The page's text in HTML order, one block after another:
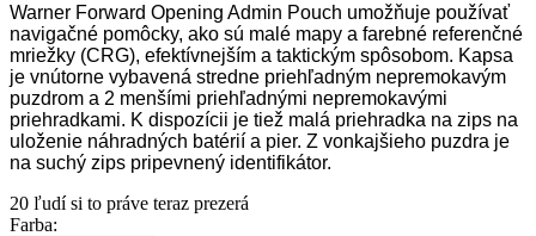
Warner Forward Opening Admin Pouch umožňuje používať
navigačné pomôcky, ako sú malé mapy a farebné referenčné
mriežky (CRG), efektívnejším a taktickým spôsobom. Kapsa
je vnútorne vybavená stredne priehľadným nepremokavým
puzdrom a 2 menšími priehľadnými nepremokavými
priehradkami. K dispozícii je tiež malá priehradka na zips na
uloženie náhradných batérií a pier. Z vonkajšieho puzdra je
na suchý zips pripevnený identifikátor.
20 ľudí si to práve teraz prezerá
Farba: